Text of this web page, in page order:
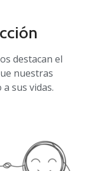
destacan el
nuestras
sus vidas.